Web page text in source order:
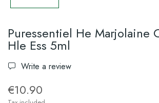
Puressentiel He Marjolaine
Hle Ess 5ml
Write a review
€10.90